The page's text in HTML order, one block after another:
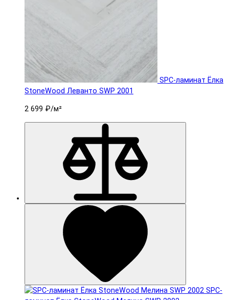
SPC-ламинат Ëлка
StoneWood Леванто SWP 2001
2 699 ₽/м²
SPC-